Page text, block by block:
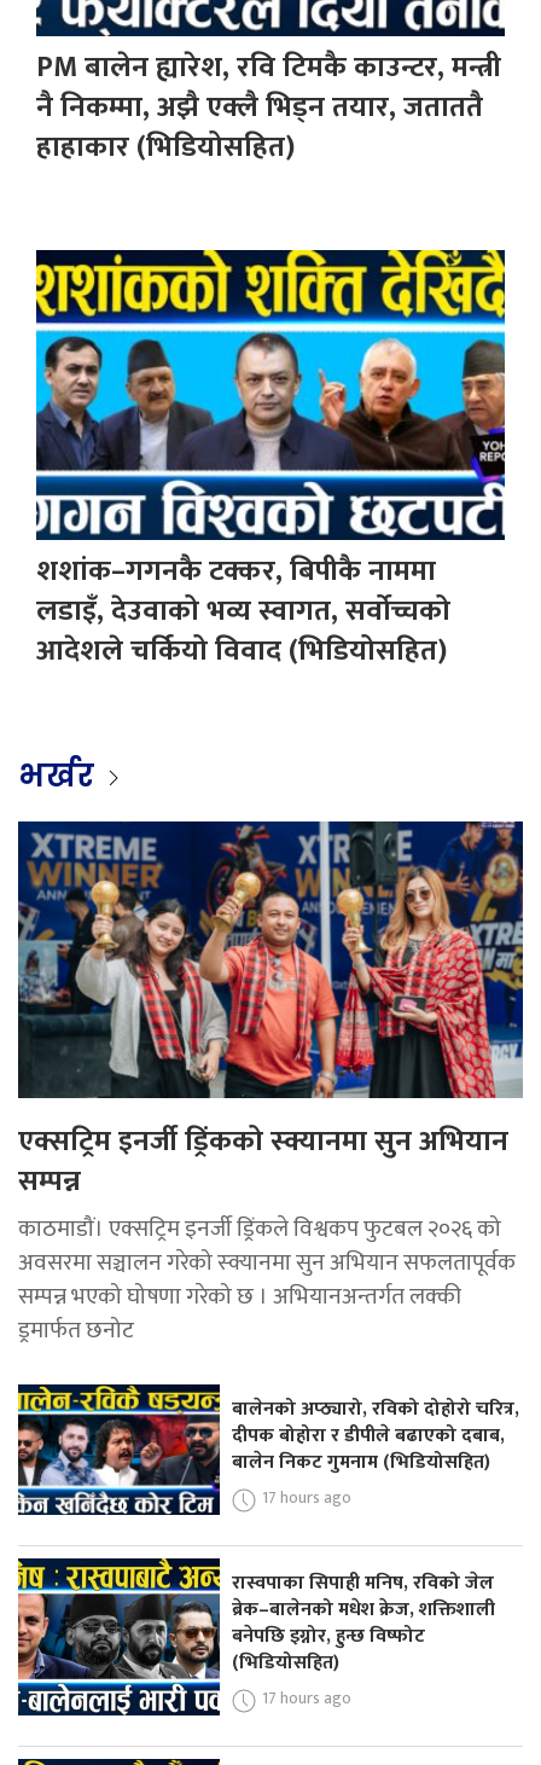
PM बालेन ह्यारेश, रवि टिमकै काउन्टर, मन्त्री
नै निकम्मा, अझै एक्लै भिड्न तयार, जताततै
हाहाकार (भिडियोसहित)
शशांक–गगनकै टक्कर, बिपीकै नाममा
लडाइँ, देउवाको भव्य स्वागत, सर्वोच्चको
आदेशले चर्कियो विवाद (भिडियोसहित)
भर्खर
एक्सट्रिम इनर्जी ड्रिंकको स्क्यानमा सुन अभियान
सम्पन्न
काठमाडौं। एक्सट्रिम इनर्जी ड्रिंकले विश्वकप फुटबल २०२६ को
अवसरमा सञ्चालन गरेको स्क्यानमा सुन अभियान सफलतापूर्वक
सम्पन्न भएको घोषणा गरेको छ । अभियानअन्तर्गत लक्की
ड्रमार्फत छनोट
बालेनको अप्ठ्यारो, रविको दोहोरो चरित्र,
दीपक बोहोरा र डीपीले बढाएको दबाब,
बालेन निकट गुमनाम (भिडियोसहित)
17 hours ago
रास्वपाका सिपाही मनिष, रविको जेल
ब्रेक–बालेनको मधेश क्रेज, शक्तिशाली
बनेपछि इग्नोर, हुन्छ विष्फोट
(भिडियोसहित)
17 hours ago